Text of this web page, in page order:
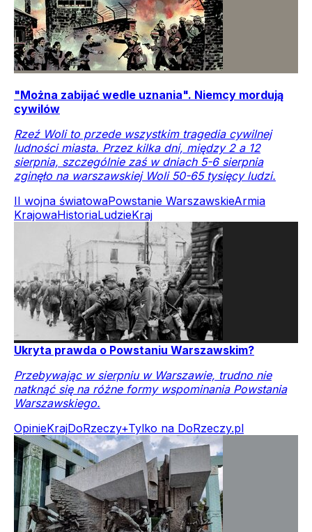
"Można zabijać wedle uznania". Niemcy mordują
cywilów
Rzeź Woli to przede wszystkim tragedia cywilnej
ludności miasta. Przez kilka dni, między 2 a 12
sierpnia, szczególnie zaś w dniach 5-6 sierpnia
zginęło na warszawskiej Woli 50-65 tysięcy ludzi.
II wojna światowaPowstanie WarszawskieArmia
KrajowaHistoriaLudzieKraj
Ukryta prawda o Powstaniu Warszawskim?
Przebywając w sierpniu w Warszawie, trudno nie
natknąć się na różne formy wspominania Powstania
Warszawskiego.
OpinieKrajDoRzeczy+Tylko na DoRzeczy.pl